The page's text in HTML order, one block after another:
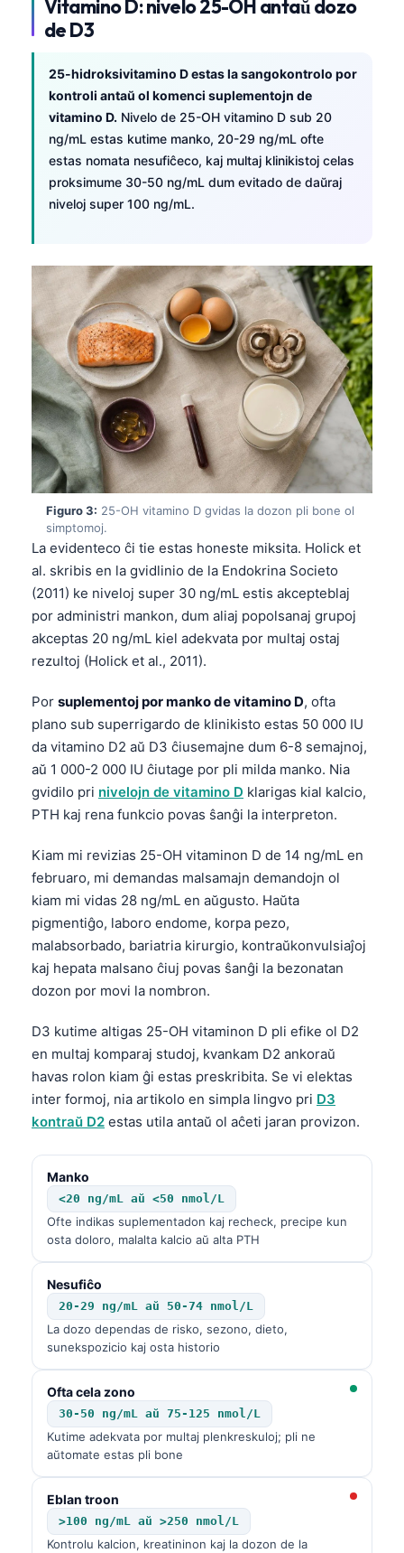
Vitamino D: nivelo 25-OH antaŭ dozo
de D3
25-hidroksivitamino D estas la sangokontrolo por
kontroli antaŭ ol komenci suplementojn de
vitamino D. Nivelo de 25-OH vitamino D sub 20
ng/mL estas kutime manko, 20-29 ng/mL ofte
estas nomata nesufiĉeco, kaj multaj klinikistoj celas
proksimume 30-50 ng/mL dum evitado de daŭraj
niveloj super 100 ng/mL.
Figuro 3: 25-OH vitamino D gvidas la dozon pli bone ol
simptomoj.
La evidenteco ĉi tie estas honeste miksita. Holick et
al. skribis en la gvidlinio de la Endokrina Societo
(2011) ke niveloj super 30 ng/mL estis akcepteblaj
por administri mankon, dum aliaj popolsanaj grupoj
akceptas 20 ng/mL kiel adekvata por multaj ostaj
rezultoj (Holick et al., 2011).
Por suplementoj por manko de vitamino D, ofta
plano sub superrigardo de klinikisto estas 50 000 IU
da vitamino D2 aŭ D3 ĉiusemajne dum 6-8 semajnoj,
aŭ 1 000-2 000 IU ĉiutage por pli milda manko. Nia
gvidilo pri nivelojn de vitamino D klarigas kial kalcio,
PTH kaj rena funkcio povas ŝanĝi la interpreton.
Kiam mi revizias 25-OH vitaminon D de 14 ng/mL en
februaro, mi demandas malsamajn demandojn ol
kiam mi vidas 28 ng/mL en aŭgusto. Haŭta
pigmentiĝo, laboro endome, korpa pezo,
malabsorbado, bariatria kirurgio, kontraŭkonvulsiaĵoj
kaj hepata malsano ĉiuj povas ŝanĝi la bezonatan
dozon por movi la nombron.
D3 kutime altigas 25-OH vitaminon D pli efike ol D2
en multaj komparaj studoj, kvankam D2 ankoraŭ
havas rolon kiam ĝi estas preskribita. Se vi elektas
inter formoj, nia artikolo en simpla lingvo pri D3
kontraŭ D2 estas utila antaŭ ol aĉeti jaran provizon.
Manko
<20 ng/mL aŭ <50 nmol/L
Ofte indikas suplementadon kaj recheck, precipe kun
osta doloro, malalta kalcio aŭ alta PTH
Nesufiĉo
20-29 ng/mL aŭ 50-74 nmol/L
La dozo dependas de risko, sezono, dieto,
sunekspozicio kaj osta historio
Ofta cela zono
30-50 ng/mL aŭ 75-125 nmol/L
Kutime adekvata por multaj plenkreskuloj; pli ne
aŭtomate estas pli bone
Eblan troon
>100 ng/mL aŭ >250 nmol/L
Kontrolu kalcion, kreatininon kaj la dozon de la